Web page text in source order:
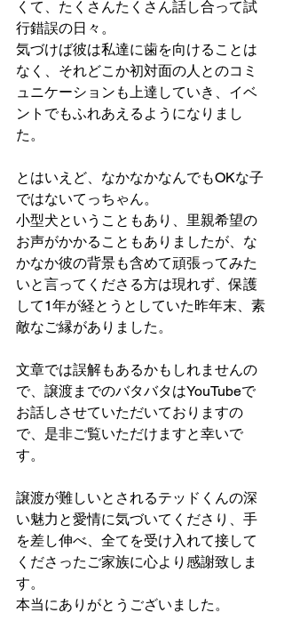
くて、たくさんたくさん話し合って試
行錯誤の日々。
気づけば彼は私達に歯を向けることは
なく、それどこか初対面の人とのコミ
ュニケーションも上達していき、イベ
ントでもふれあえるようになりまし
た。
とはいえど、なかなかなんでもOKな子
ではないてっちゃん。
小型犬ということもあり、里親希望の
お声がかかることもありましたが、な
かなか彼の背景も含めて頑張ってみた
いと言ってくださる方は現れず、保護
して1年が経とうとしていた昨年末、素
敵なご縁がありました。
文章では誤解もあるかもしれませんの
で、譲渡までのバタバタはYouTubeで
お話しさせていただいておりますの
で、是非ご覧いただけますと幸いで
す。
譲渡が難しいとされるテッドくんの深
い魅力と愛情に気づいてくださり、手
を差し伸べ、全てを受け入れて接して
くださったご家族に心より感謝致しま
す。
本当にありがとうございました。